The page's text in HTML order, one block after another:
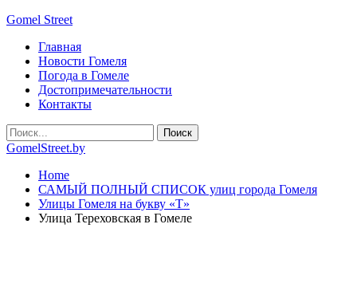
Gomel Street
Главная
Новости Гомеля
Погода в Гомеле
Достопримечательности
Контакты
GomelStreet.by
Home
САМЫЙ ПОЛНЫЙ СПИСОК улиц города Гомеля
Улицы Гомеля на букву «Т»
Улица Тереховская в Гомеле